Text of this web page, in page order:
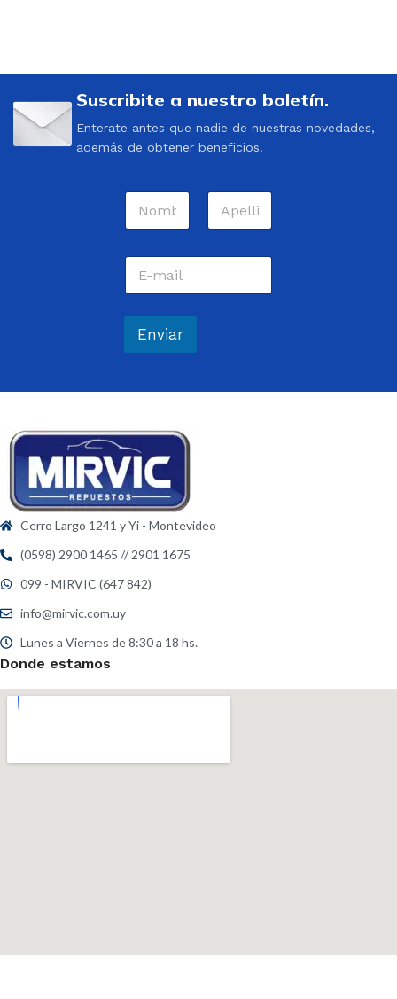
Suscribite a nuestro boletín.
Enterate antes que nadie de nuestras novedades,
además de obtener beneficios!
N
m
*
C
r
r
o
t
r
ó
n
i
c
o
*
Enviar
Cerro Largo 1241 y Yi - Montevideo
(0598) 2900 1465 // 2901 1675
099 - MIRVIC (647 842)
info@mirvic.com.uy
Lunes a Viernes de 8:30 a 18 hs.
Donde estamos